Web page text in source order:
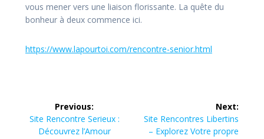
vous mener vers une liaison florissante. La quête du
bonheur à deux commence ici.
https://www.lapourtoi.com/rencontre-senior.html
navigation
Previous:
Previous
post:
Site Rencontre Serieux :
Découvrez l’Amour
Next:
Next
post:
Site Rencontres Libertins
– Explorez Votre propre